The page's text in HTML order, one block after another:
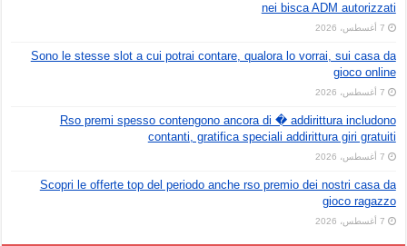
nei bisca ADM autorizzati
7 أغسطس، 2026
Sono le stesse slot a cui potrai contare, qualora lo vorrai, sui casa da
gioco online
7 أغسطس، 2026
Rso premi spesso contengono ancora di � addirittura includono
contanti, gratifica speciali addirittura giri gratuiti
7 أغسطس، 2026
Scopri le offerte top del periodo anche rso premio dei nostri casa da
gioco ragazzo
7 أغسطس، 2026